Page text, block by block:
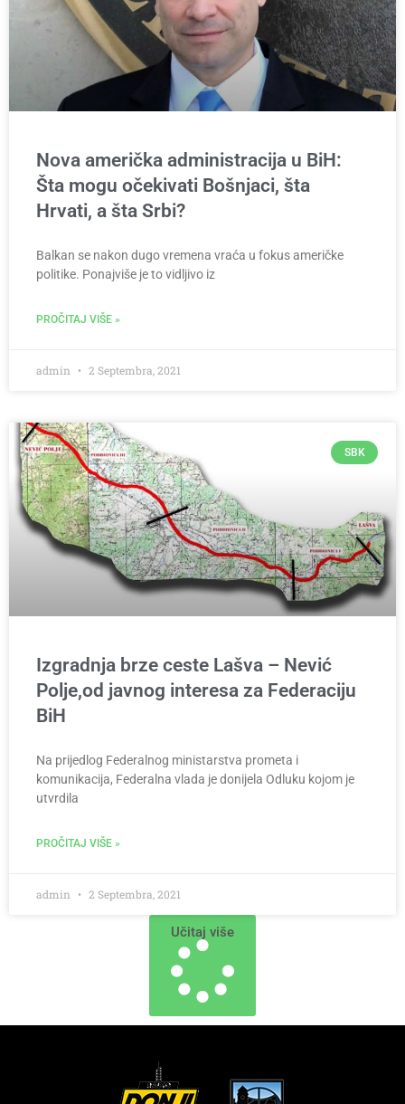
Nova američka administracija u BiH:
Šta mogu očekivati Bošnjaci, šta
Hrvati, a šta Srbi?
Balkan se nakon dugo vremena vraća u fokus američke
politike. Ponajviše je to vidljivo iz
PROČITAJ VIŠE »
admin 2 Septembra, 2021
SBK
Izgradnja brze ceste Lašva – Nević
Polje,od javnog interesa za Federaciju
BiH
Na prijedlog Federalnog ministarstva prometa i
komunikacija, Federalna vlada je donijela Odluku kojom je
utvrdila
PROČITAJ VIŠE »
admin 2 Septembra, 2021
Učitaj više